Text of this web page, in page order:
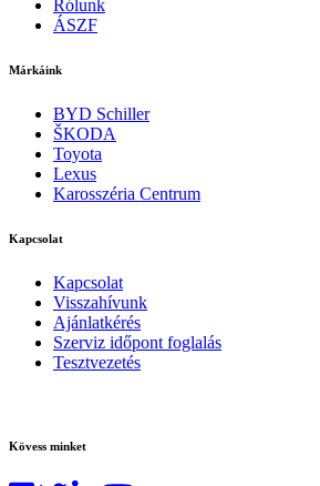
Rólunk
ÁSZF
Márkáink
BYD Schiller
ŠKODA
Toyota
Lexus
Karosszéria Centrum
Kapcsolat
Kapcsolat
Visszahívunk
Ajánlatkérés
Szerviz időpont foglalás
Tesztvezetés
Kövess minket